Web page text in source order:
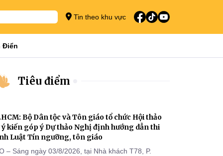
Tin theo khu vực
Điển
Tiêu điểm
Bộ Dân tộc và Tôn giáo tổ chức Hội thảo
ý kiến góp ý Dự thảo Nghị định hướng dẫn thi
Luật Tín ngưỡng, tôn giáo
– Sáng ngày 03/8/2026, tại Nhà khách T78, P.